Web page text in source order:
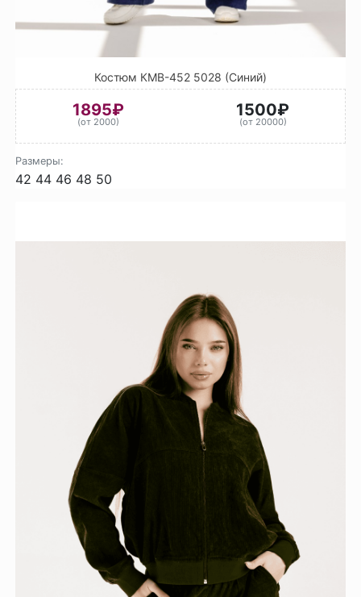
Костюм КМВ-452 5028 (Синий)
1895₽
(от 2000)
1500₽
(от 20000)
Размеры:
42 44 46 48 50